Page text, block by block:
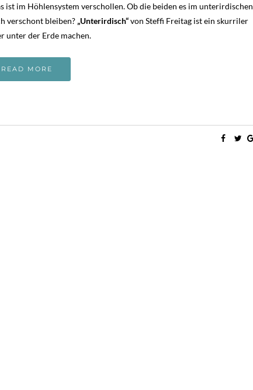
ist im Höhlensystem verschollen. Ob die beiden es im unterirdischen
verschont bleiben? „Unterirdisch“von Steffi Freitag ist ein skurriler
unter der Erde machen.
READ MORE